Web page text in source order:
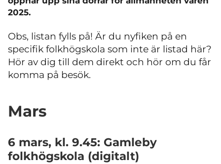
2025.
Obs, listan fylls på! Är du nyfiken på en
specifik folkhögskola som inte är listad här?
Hör av dig till dem direkt och hör om du får
komma på besök.
Mars
6 mars, kl. 9.45: Gamleby
folkhögskola (digitalt)